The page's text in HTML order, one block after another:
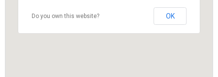
Do you own this website? OK